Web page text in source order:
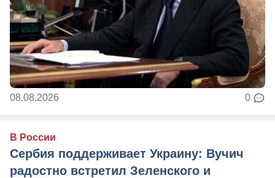
08.08.2026 0
В России
Сербия поддерживает Украину: Вучич
радостно встретил Зеленского и